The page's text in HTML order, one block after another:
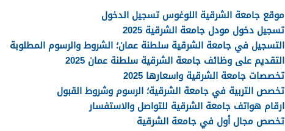
موقع جامعة الشرقية اللوغوس تسجيل الدخول
تسجيل دخول مودل جامعة الشرقية 2025
التسجيل في جامعة الشرقية سلطنة عمان؛ الشروط والرسوم المطلوبة
التقديم على وظائف جامعة الشرقية سلطنة عمان 2025
تخصصات جامعة الشرقية واسعارها 2025
تخصص التربية في جامعة الشرقية؛ الرسوم وشروط القبول
ارقام هواتف جامعة الشرقية للتواصل والاستفسار
تخصص مجال أول في جامعة الشرقية